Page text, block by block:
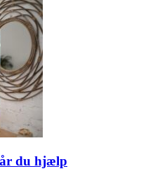
du hjælp